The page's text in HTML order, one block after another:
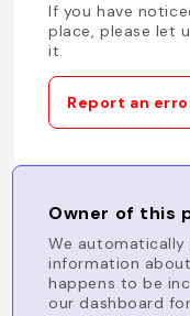
If you have
place, please let
it.
Report an
Owner of this
We automatically
information
happens to be
our dashboard